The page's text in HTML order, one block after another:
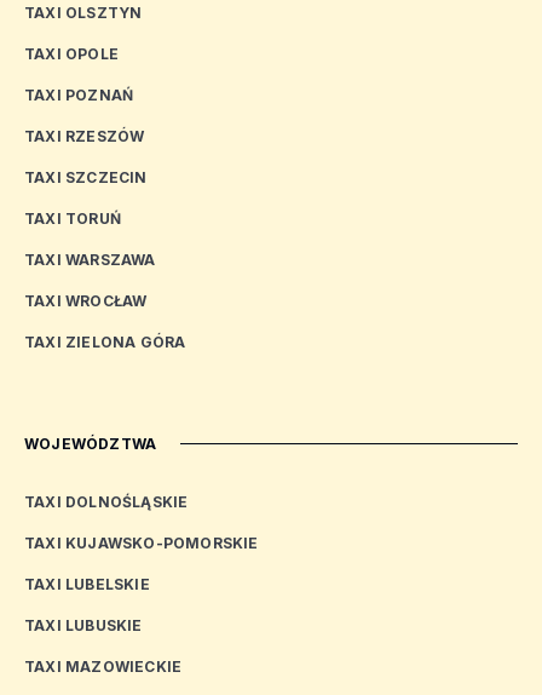
TAXI OLSZTYN
TAXI OPOLE
TAXI POZNAŃ
TAXI RZESZÓW
TAXI SZCZECIN
TAXI TORUŃ
TAXI WARSZAWA
TAXI WROCŁAW
TAXI ZIELONA GÓRA
WOJEWÓDZTWA
TAXI DOLNOŚLĄSKIE
TAXI KUJAWSKO-POMORSKIE
TAXI LUBELSKIE
TAXI LUBUSKIE
TAXI MAZOWIECKIE